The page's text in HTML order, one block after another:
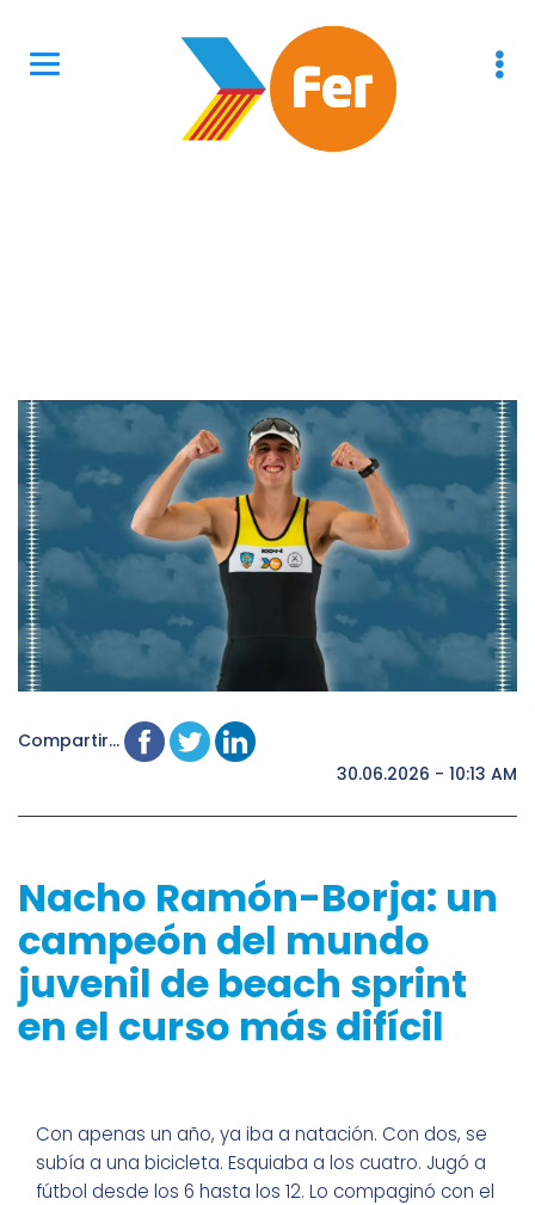
Compartir...
30.06.2026 - 10:13 AM
Nacho Ramón-Borja: un
campeón del mundo
juvenil de beach sprint
en el curso más difícil
Con apenas un año, ya iba a natación. Con dos, se
subía a una bicicleta. Esquiaba a los cuatro. Jugó a
fútbol desde los 6 hasta los 12. Lo compaginó con el